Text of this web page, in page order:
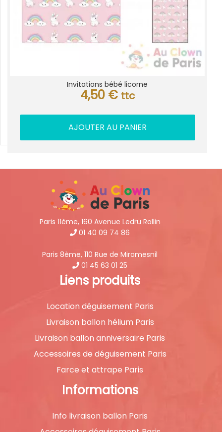
Invitations bébé licorne
4,50 € ttc
AJOUTER AU PANIER
Paris 11ème, 160 Avenue Ledru Rollin
01 40 09 74 86
Paris 8ème, 110 Rue de Miromesnil
01 45 63 01 25
Liens produits
Location déguisement Paris
Livraison ballon hélium Paris
Livraison ballon anniversaire Paris
Accessoires de déguisement Paris
Farce et attrape Paris
Informations
Info livraison ballon Paris